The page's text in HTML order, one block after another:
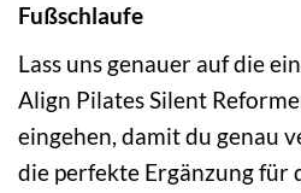
Fußschlaufe
Lass uns genauer auf die
Align Pilates Silent
eingehen, damit du genau
die perfekte Ergänzung für